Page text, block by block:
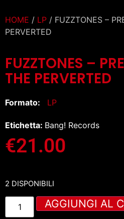
HOME / LP / FUZZTONES –
PERVERTED
FUZZTONES –
THE PERVERTED
Formato: LP
Etichetta: Bang! Records
€21.00
2 DISPONIBILI
AGGIUNGI AL